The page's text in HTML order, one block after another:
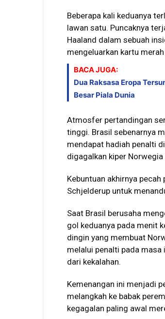
Beberapa kali keduanya
lawan satu. Puncaknya
Haaland dalam sebuah
mengeluarkan kartu
BACA JUGA:
Dua Raksasa Eropa
Besar Piala Dunia
Atmosfer pertandingan
tinggi. Brasil sebenarnya
mendapat hadiah penalti
digagalkan kiper
Kebuntuan akhirnya
Schjelderup untuk
Saat Brasil berusaha
gol keduanya pada menit
dingin yang membuat
melalui penalti pada
dari kekalahan.
Kemenangan ini menjadi
melangkah ke babak
kegagalan paling awal